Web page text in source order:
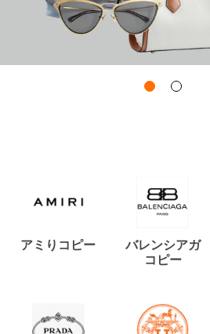
アミりコピー
バレンシアガ
コピー